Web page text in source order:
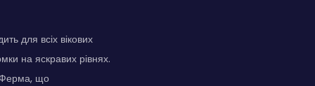
для всіх вікових
на яскравих рівнях.
Ферма, що